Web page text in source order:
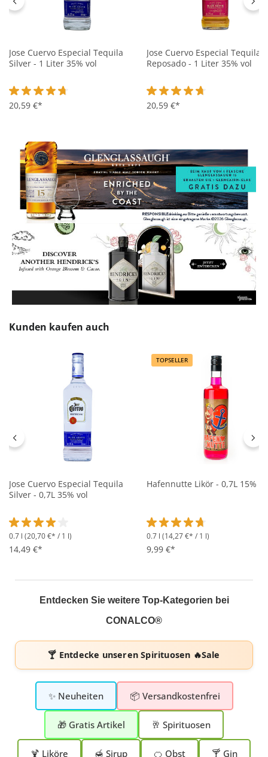
Jose Cuervo Especial Tequila
Silver - 1 Liter 35% vol
Durchschnittliche Bewertung von 4.8 von 5 Sternen
20,59 €*
Jose Cuervo Especial Tequila
Reposado - 1 Liter 35% vol
Durchschnittliche
20,59 €*
Produktgalerie überspringen
Kunden kaufen auch
Jose Cuervo Especial Tequila
Silver - 0,7L 35% vol
Durchschnittliche Bewertung von 4 von 5 Sternen
0.7 l (20,70 €* / 1 l)
14,49 €*
TOPSELLER
Hafennutte Likör - 0,7L 15%
Durchschnittliche
0.7 l (14,27 €* / 1 l)
9,99 €*
Entdecken Sie weitere Top-Kategorien bei
CONALCO®
🍸 Entdecke unserenSpirituosen 🔥Sale
✨ Neuheiten 📦 Versandkostenfrei
🎁 Gratis Artikel 🥂 Spirituosen
🍹 Liköre 🍯 Sirup 🍊 Obst 🍸 Gin